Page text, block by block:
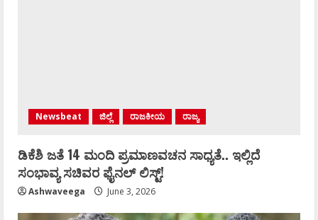
Newsbeat ಜಿಲ್ಲೆ ರಾಜಕೀಯ ರಾಜ್ಯ
ಡಿಕೆಶಿ ಜತೆ 14 ಮಂದಿ ಪ್ರಮಾಣವಚನ ಸಾಧ್ಯತೆ.. ಇಲ್ಲಿದೆ
ಸಂಭಾವ್ಯ ಸಚಿವರ ಫೈನಲ್ ಲಿಸ್ಟ್‌!
Ashwaveega June 3, 2026